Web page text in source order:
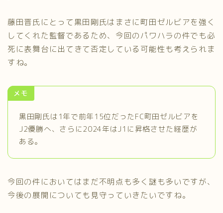
藤田晋氏にとって黒田剛氏はまさに町田ゼルビアを強く
してくれた監督であるため、今回のパワハラの件でも必
死に表舞台に出てきて否定している可能性も考えられま
すね。
メモ
黒田剛氏は1年で前年15位だったFC町田ゼルビアを
J2優勝へ、さらに2024年はJ1に昇格させた経歴が
ある。
今回の件においてはまだ不明点も多く謎も多いですが、
今後の展開についても見守っていきたいですね。